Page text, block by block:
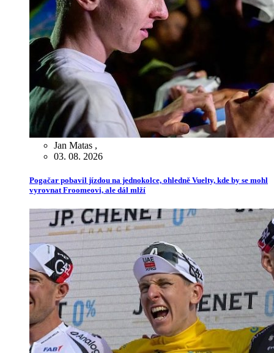
Jan Matas ,
03. 08. 2026
Pogačar pobavil jízdou na jednokolce, ohledně Vuelty, kde by se mohl
vyrovnat Froomeovi, ale dál mlží